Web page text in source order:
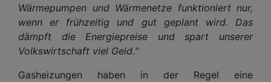
Wärmepumpen und Wärmenetze funktioniert nur,
wenn er frühzeitig und gut geplant wird. Das
dämpft die Energiepreise und spart unserer
Volkswirtschaft viel Geld.“
Gasheizungen haben in der Regel eine